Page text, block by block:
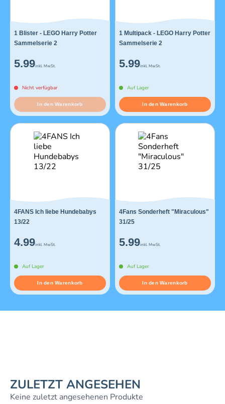
1 Blister - LEGO Harry Potter
Sammelserie 2
5.99inkl. MwSt.
Nicht verfügbar
In den Warenkorb
1 Multipack - LEGO Harry Potter
Sammelserie 2
5.99inkl. MwSt.
Auf Lager
In den Warenkorb
4FANS Ich liebe Hundebabys
13/22
4.99inkl. MwSt.
Auf Lager
In den Warenkorb
4Fans Sonderheft "Miraculous"
31/25
5.99inkl. MwSt.
Auf Lager
In den Warenkorb
ZULETZT ANGESEHEN
Keine zuletzt angesehenen Produkte